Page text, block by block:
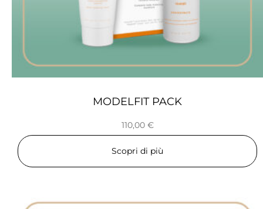
MODELFIT PACK
110,00 €
Scopri di più